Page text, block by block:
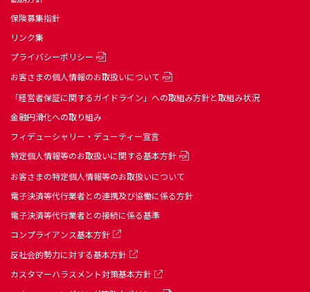
保険募集指針
リンク集
プライバシーポリシー
お客さまの個人情報のお取扱いについて
「経営者保証に関するガイドライン」への取組み方針と取組み状況
金融円滑化への取り組み
フィデューシャリー・デューティー宣言
特定個人情報等のお取扱いに関する基本方針
お客さまの特定個人情報等のお取扱いについて
電子決済等代行業者との連携及び協働に係る方針
電子決済等代行業者との接続に係る基準
コンプライアンス基本方針
反社会的勢力に対する基本方針
カスタマーハラスメント対策基本方針